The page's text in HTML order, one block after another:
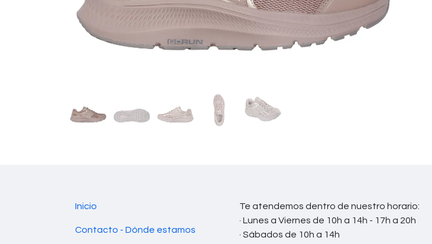
Te atendemos dentro de nuestro horario:
· Lunes a Viernes de 10h a 14h - 17h a 20h
· Sábados de 10h a 14h
Inicio
Contacto - Dónde estamos